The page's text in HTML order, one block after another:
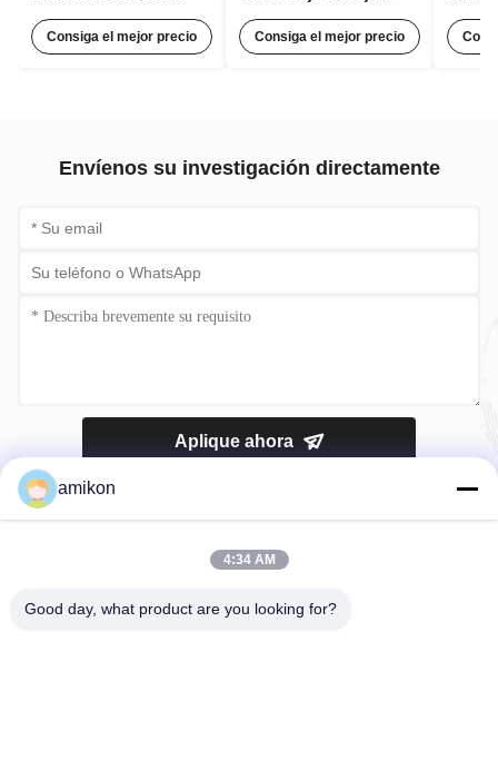
Pulsos para Monitoreo
de Condiciones
Consiga el mejor precio
02 3500/15 63Hz con 85
a 264 VCA RMS
Consiga el mejor precio
8mm
02-CN
Envíenos su investigación directamente
Aplique ahora
amikon
4:34 AM
Good day, what product are you looking for?